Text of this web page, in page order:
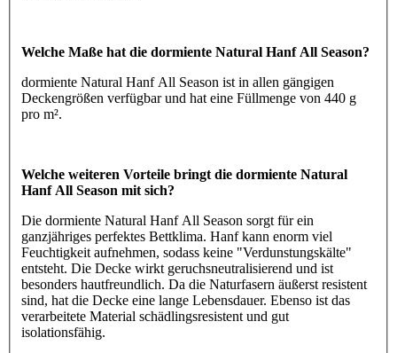
Welche Maße hat die dormiente Natural Hanf All Season?
dormiente Natural Hanf All Season ist in allen gängigen
Deckengrößen verfügbar und hat eine Füllmenge von 440 g
pro m².
Welche weiteren Vorteile bringt die dormiente Natural
Hanf All Season mit sich?
Die dormiente Natural Hanf All Season sorgt für ein
ganzjähriges perfektes Bettklima. Hanf kann enorm viel
Feuchtigkeit aufnehmen, sodass keine "Verdunstungskälte"
entsteht. Die Decke wirkt geruchsneutralisierend und ist
besonders hautfreundlich. Da die Naturfasern äußerst resistent
sind, hat die Decke eine lange Lebensdauer. Ebenso ist das
verarbeitete Material schädlingsresistent und gut
isolationsfähig.